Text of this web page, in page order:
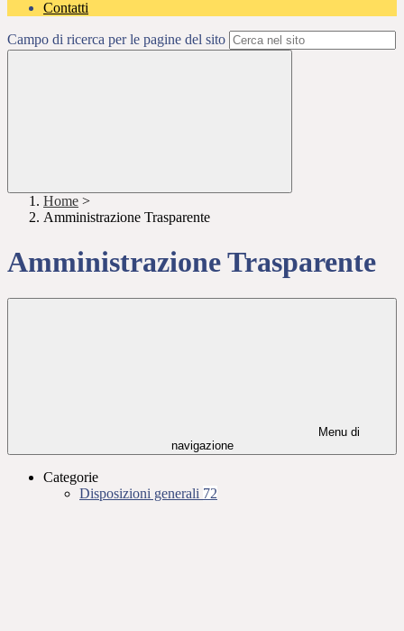
Contatti
Campo di ricerca per le pagine del sito
Home >
Amministrazione Trasparente
Amministrazione Trasparente
Menu di
navigazione
Categorie
Disposizioni generali 72